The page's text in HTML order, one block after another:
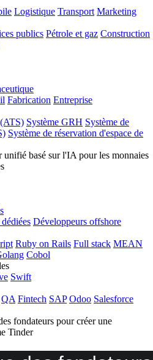
Logistique Transport Marketing
publics Pétrole et gaz Construction
Fabrication Entreprise
Système GRH Système de
Système de réservation d'espace de
basé sur l'IA pour les monnaies
Développeurs offshore
Ruby on Rails Full stack MEAN
Cobol
Swift
QA Fintech SAP Odoo Salesforce
fondateurs pour créer une
Tinder